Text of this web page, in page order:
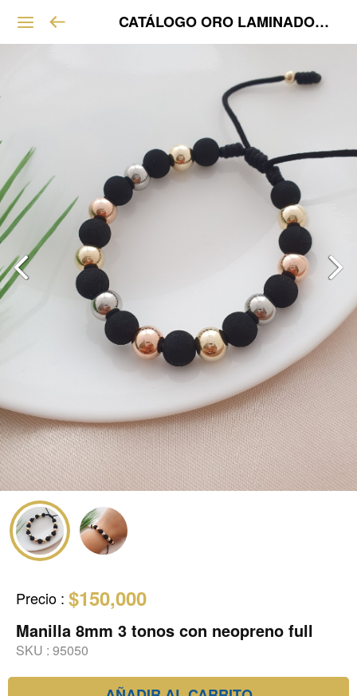
CATÁLOGO ORO LAMINADO VIP
Precio : $150,000
Manilla 8mm 3 tonos con neopreno full
SKU : 95050